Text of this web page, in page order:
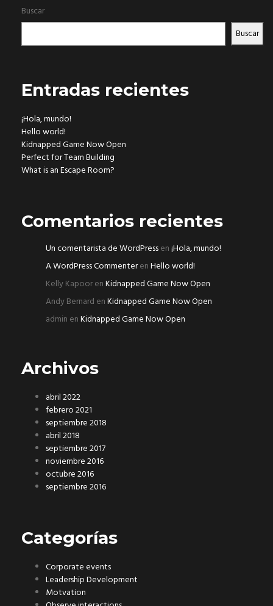
Buscar
Buscar
Entradas recientes
¡Hola, mundo!
Hello world!
Kidnapped Game Now Open
Perfect for Team Building
What is an Escape Room?
Comentarios recientes
Un comentarista de WordPressen¡Hola, mundo!
A WordPress CommenterenHello world!
Kelly KapoorenKidnapped Game Now Open
Andy Bernard enKidnapped Game Now Open
admin enKidnapped Game Now Open
Archivos
abril 2022
febrero 2021
septiembre 2018
abril 2018
septiembre 2017
noviembre 2016
octubre 2016
septiembre 2016
Categorías
Corporate events
Leadership Development
Motvation